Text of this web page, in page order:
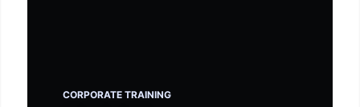
CORPORATE TRAINING